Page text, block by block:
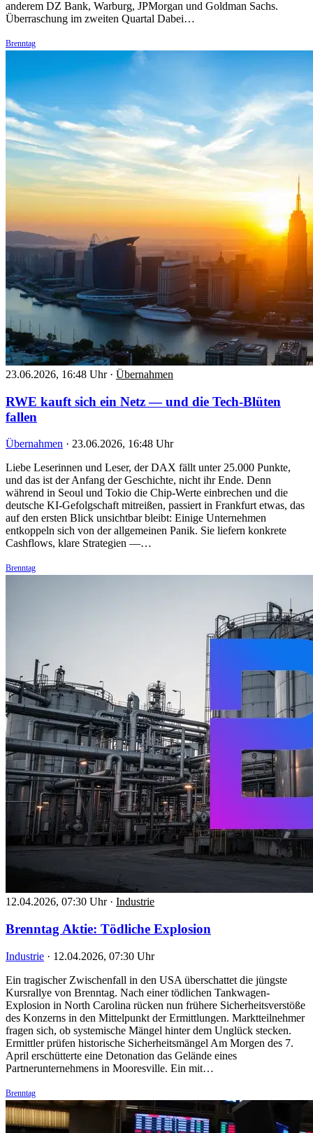
anderem DZ Bank, Warburg, JPMorgan und Goldman Sachs.
Überraschung im zweiten Quartal Dabei…
Brenntag
23.06.2026, 16:48 Uhr · Übernahmen
RWE kauft sich ein Netz — und die Tech-Blüten
fallen
Übernahmen · 23.06.2026, 16:48 Uhr
Liebe Leserinnen und Leser, der DAX fällt unter 25.000 Punkte,
und das ist der Anfang der Geschichte, nicht ihr Ende. Denn
während in Seoul und Tokio die Chip-Werte einbrechen und die
deutsche KI-Gefolgschaft mitreißen, passiert in Frankfurt etwas, das
auf den ersten Blick unsichtbar bleibt: Einige Unternehmen
entkoppeln sich von der allgemeinen Panik. Sie liefern konkrete
Cashflows, klare Strategien —…
Brenntag
12.04.2026, 07:30 Uhr · Industrie
Brenntag Aktie: Tödliche Explosion
Industrie · 12.04.2026, 07:30 Uhr
Ein tragischer Zwischenfall in den USA überschattet die jüngste
Kursrallye von Brenntag. Nach einer tödlichen Tankwagen-
Explosion in North Carolina rücken nun frühere Sicherheitsverstöße
des Konzerns in den Mittelpunkt der Ermittlungen. Marktteilnehmer
fragen sich, ob systemische Mängel hinter dem Unglück stecken.
Ermittler prüfen historische Sicherheitsmängel Am Morgen des 7.
April erschütterte eine Detonation das Gelände eines
Partnerunternehmens in Mooresville. Ein mit…
Brenntag